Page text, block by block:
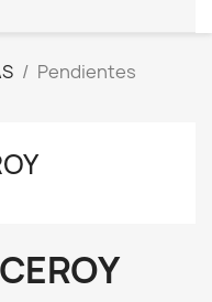
Pendientes